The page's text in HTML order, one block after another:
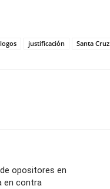
justificación Santa Cruz
opositores en
en contra